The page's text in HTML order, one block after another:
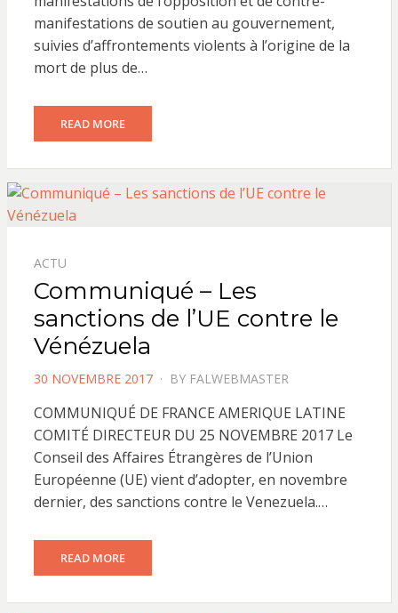
manifestations de soutien au gouvernement,
suivies d’affrontements violents à l’origine de la
mort de plus de…
READ MORE
ACTU
Communiqué – Les
sanctions de l’UE contre le
Vénézuela
POSTED
30 NOVEMBRE 2017 BY FALWEBMASTER
COMMUNIQUÉ DE FRANCE AMERIQUE LATINE
COMITÉ DIRECTEUR DU 25 NOVEMBRE 2017 Le
Conseil des Affaires Étrangères de l’Union
Européenne (UE) vient d’adopter, en novembre
dernier, des sanctions contre le Venezuela.…
READ MORE